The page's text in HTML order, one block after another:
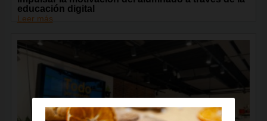
educación digital
Leer más